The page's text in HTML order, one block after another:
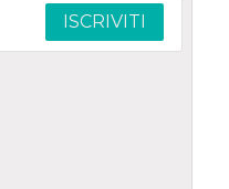
ISCRIVITI